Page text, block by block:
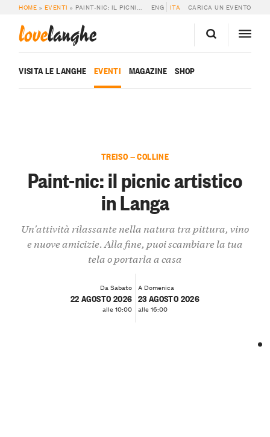
HOME » EVENTI » PAINT-NIC: IL PICNIC ARTISTICO IN LANGA ENG ITA CARICA UN EVENTO
lovelanghe
VISITA LE LANGHE EVENTI MAGAZINE SHOP
TREISO — COLLINE
Paint-nic: il picnic artistico
in Langa
Un'attività rilassante nella natura tra pittura, vino
e nuove amicizie. Alla fine, puoi scambiare la tua
tela o portarla a casa
Da Sabato
22 AGOSTO 2026
alle 10:00
A Domenica
23 AGOSTO 2026
alle 16:00